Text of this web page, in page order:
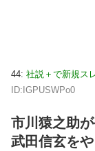
44: 社説＋で新規ス
ID:IGPUSWPo0
市川猿之助
武田信玄を